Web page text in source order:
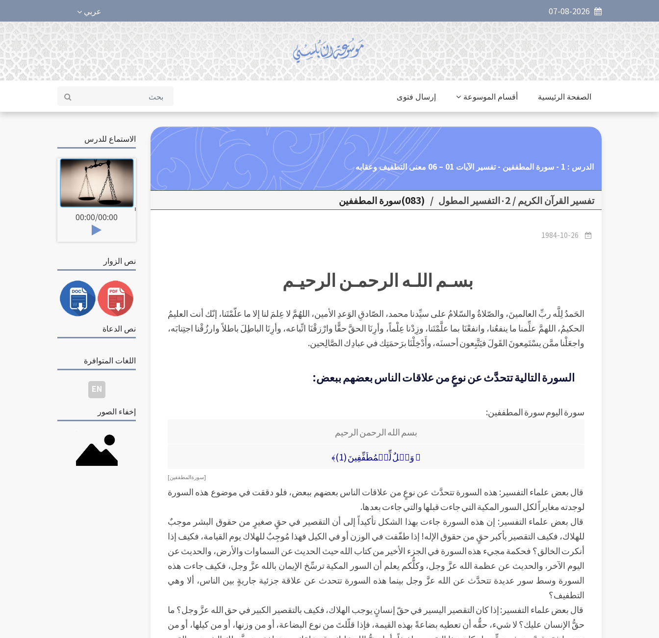
عربي
الصفحة الرئيسية أقسام الموسوعة إرسال فتوى
الدرس : 1 - سورة المطففين - تفسير الآيات 01 – 06 معنى التطفيف وعقابه
تفسير القرآن الكريم / ٠2التفسير المطول / (083)سورة المطففين
1984-10-26
بسـم اللـه الرحمـن الرحيـم
الحَمدُ لِلَّه ربِّ العالمينَ، والصّلاةُ والسّلامُ على سيِّدنا محمد، الصّادقِ الوَعدِ الأمين، اللهُمَّ لا عِلمَ لنا إلا ما علّمْتَنا، إنّك أنت العليمُ
الحكيمُ، اللهمَّ علِّمنا ما ينفعُنا، وانفعْنَا بما علَّمْتَنا، وزِدْنا عِلْماً، وأرِنَا الحقَّ حقًّا وارْزقْنَا اتِّباعه، وأرِنَا الباطِلَ باطلاً وارزُقْنا اجتِنابَه،
واجعَلْنا ممَّن يسْتَمِعونَ القَولَ فيَتَّبِعون أحسنَه، وأَدْخِلْنَا برَحمَتِك في عبادِك الصَّالِحين.
السورة التالية تتحدَّث عن نوعٍ من علاقات الناس بعضهم ببعض:
سورة اليوم سورة المطففين:
بسم الله الرحمن الرحيم
﴿ وَيۡلٌ لِّلۡمُطَفِّفِينَ (1)﴾
[ سورة المطففين ]
قال بعض علماء التفسير: هذه السورة تتحدَّث عن نوعٍ من علاقات الناس بعضهم ببعض، فلو دققت في موضوع هذه السورة
لوجدته مغايراً لكل السور المكية التي جاءت قبلها والتي جاءت بعدها.
قال بعض علماء التفسير: إن هذه السورة جاءت بهذا الشكل تأكيداً إلى أن التقصير في حقٍ صغيرٍ من حقوق البشر موجبٌ
للهلاك، فكيف التقصير بأكبر حقٍ من حقوق الإله! إذا طفّفت في الوزن أو في الكيل فهذا مُوجِبٌ للهلاك يوم القيامة، فكيف إذا
أنكرت الخالق؟ فحكمة مجيء هذه السورة في الجزء الأخير من كتاب الله حيث الحديث عن السماوات والأرض، والحديث عن
اليوم الآخر، والحديث عن عظمة الله عزَّ وجل، وكلُّكم يعلم أن السور المكية ترسِّخ الإيمان بالله عزَّ وجل، فكيف جاءت هذه
السورة وسط سور عديدة تتحدَّث عن الله عزَّ وجل بينما هذه السورة تتحدث عن علاقة جزئية جاريةٍ بين الناس، ألا وهي
التطفيف؟
قال بعض علماء التفسير: إذا كان التقصير اليسير في حقّ إنسانٍ يوجب الهلاك، فكيف بالتقصير الكبير في حق الله عزَّ وجل؟ ما
حقُّ الإنسان عليك؟ لا شيء، حقُّه أن تعطيه بضاعةً بهذه القيمة، فإذا قلّلتَ من نوع البضاعة، أو من وزنها، أو من كيلها، أو من
الاستماع للدرس
00:00/00:00
نص الزوار
نص الدعاة
اللغات المتوافرة
EN
إخفاء الصور